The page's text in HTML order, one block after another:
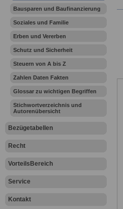
Bausparen und Baufinanzierung
Soziales und Familie
Erben und Vererben
Schutz und Sicherheit
Steuern von A bis Z
Zahlen Daten Fakten
Glossar zu wichtigen Begriffen
Stichwortverzeichnis und
Autorenübersicht
Bezügetabellen
Recht
VorteilsBereich
Service
Kontakt